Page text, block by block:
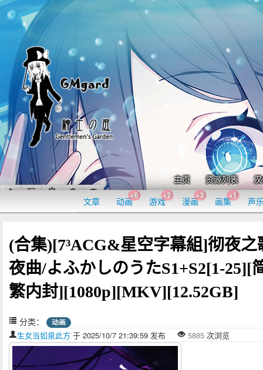
主页 资源列表
文章 动画
+6
游戏
+2
漫画
+3
画集
+1
声
(合集)[7³ACG&星空字幕組]彻夜之
夜曲/よふかしのうたS1+S2[1-25][
繁内封][1080p][MKV][12.52GB]
分类： 动画
生女当如泉此方 于 2025/10/7 21:39:59 发布 5885 次浏览